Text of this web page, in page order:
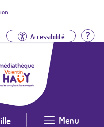
Accessibilité
Menu